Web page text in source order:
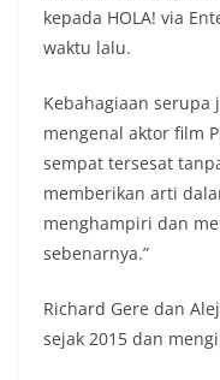
kepada HOLA! via
waktu lalu.
Kebahagiaan serupa
mengenal aktor film
sempat tersesat
memberikan arti
menghampiri dan
sebenarnya.”
Richard Gere dan
sejak 2015 dan